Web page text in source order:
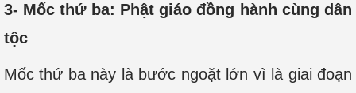
3- Mốc thứ ba: Phật giáo đồng hành cùng dân
tộc
Mốc thứ ba này là bước ngoặt lớn vì là giai đoạn